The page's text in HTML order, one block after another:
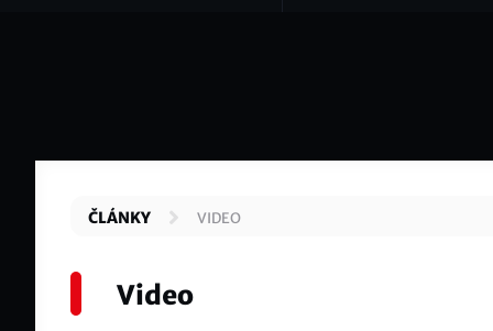
ČLÁNKY VIDEO
Video